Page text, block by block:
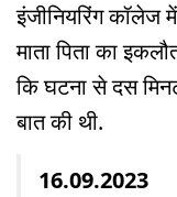
इंजीनियरिंग कॉलेज
माता पिता का
कि घटना से दस
बात की थी.
16.09.2023